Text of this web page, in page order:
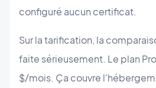
configuré aucun certificat.
Sur la tarification, la
faite sérieusement. Le plan
$/mois. Ça couvre